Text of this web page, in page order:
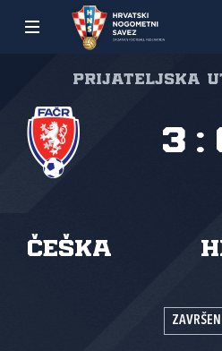
Prijateljska
Češka
3 :